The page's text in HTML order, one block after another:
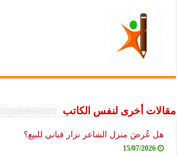
مقالات أخرى لنفس الكاتب
هل عُرضَ منزل الشاعر نزار قباني للبيع؟
15/07/2026